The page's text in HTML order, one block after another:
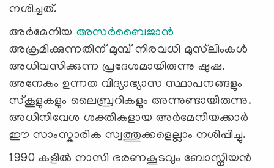
നശിച്ചത്.
അർമേനിയ അസർബൈജാൻ
അക്രമിക്കുന്നതിന് മുമ്പ് നിരവധി മുസ്‍ലിംകൾ
അധിവസിക്കുന്ന പ്രദേശമായിരുന്നു ഷുഷ.
അനേകം ഉന്നത വിദ്യാഭ്യാസ സ്ഥാപനങ്ങളും
സ്കൂളുകളും ലൈബ്രറികളും അന്നുണ്ടായിരുന്നു.
അധിനിവേശ ശക്തികളായ അർമേനിയക്കാർ
ഈ സാംസ്കാരിക സ്വത്തുക്കളെല്ലാം നശിപ്പിച്ചു.
1990 കളിൽ നാസി ഭരണകൂടവും ബോസ്നിയൻ